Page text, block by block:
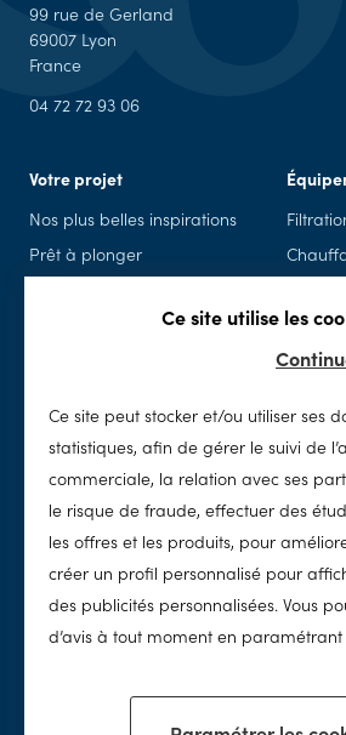
99 rue de Gerland
69007 Lyon
France
04 72 72 93 06
Votre projet
Nos plus belles inspirations
Prêt à plonger
Entretien
Nettoyage
Traitement de l'eau
Notre
Nos
Nos conseils
Ce site utilise les
Ce site peut stocker et/ou utiliser ses
statistiques, afin de gérer le suivi de
commerciale, la relation avec ses
le risque de fraude, effectuer des
les offres et les produits, pour
créer un profil personnalisé pour
des publicités personnalisées. Vous
d’avis à tout moment en paramétrant